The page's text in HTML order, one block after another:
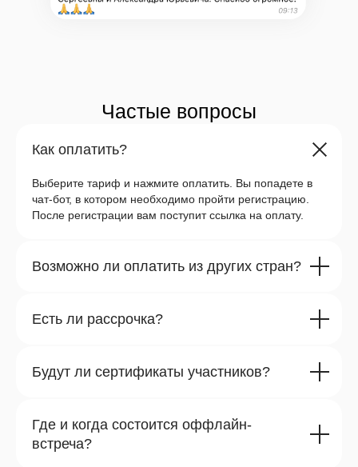
Частые вопросы
Как оплатить?
Выберите тариф и нажмите оплатить. Вы попадете в
чат-бот, в котором необходимо пройти регистрацию.
После регистрации вам поступит ссылка на оплату.
Возможно ли оплатить из других стран?
Есть ли рассрочка?
Будут ли сертификаты участников?
Где и когда состоится оффлайн-
встреча?